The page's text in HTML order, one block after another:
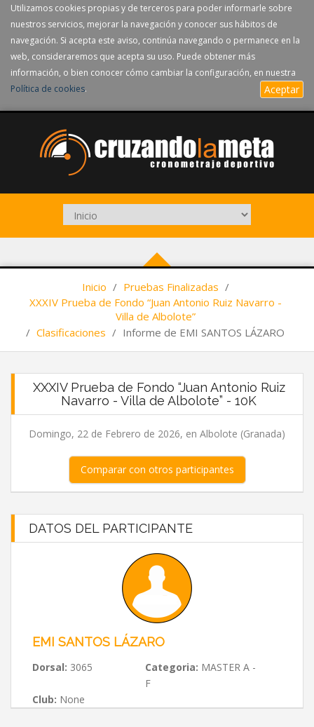
Utilizamos cookies propias y de terceros para poder informarle sobre
nuestros servicios, mejorar la navegación y conocer sus hábitos de
navegación. Si acepta este aviso, continúa navegando o permanece en la
web, consideraremos que acepta su uso. Puede obtener más
información, o bien conocer cómo cambiar la configuración, en nuestra
Política de cookies. Aceptar
Inicio / Pruebas Finalizadas /
XXXIV Prueba de Fondo “Juan Antonio Ruiz Navarro -
Villa de Albolote”
/ Clasificaciones / Informe de EMI SANTOS LÁZARO
XXXIV Prueba de Fondo “Juan Antonio Ruiz
Navarro - Villa de Albolote” - 10K
Domingo, 22 de Febrero de 2026, en Albolote (Granada)
Comparar con otros participantes
DATOS DEL PARTICIPANTE
EMI SANTOS LÁZARO
Dorsal: 3065 Categoria: MASTER A -
F
Club: None